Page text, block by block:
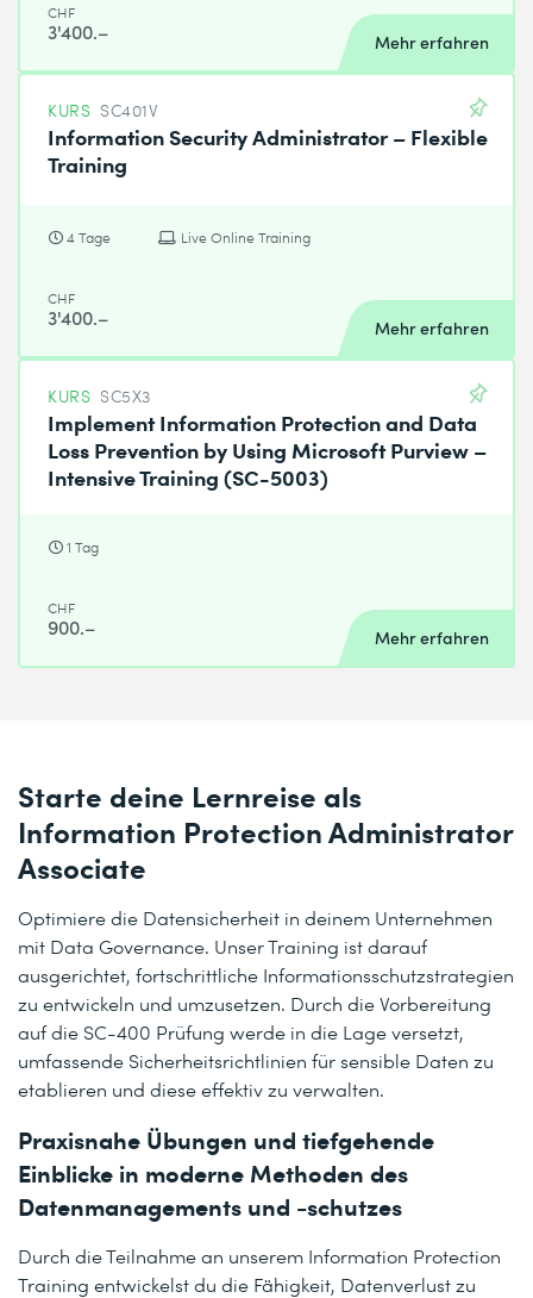
CHF
3'400.– Mehr erfahren
KURS SC401V
Information Security Administrator – Flexible
Training
4 Tage Live Online Training
CHF
3'400.– Mehr erfahren
KURS SC5X3
Implement Information Protection and Data
Loss Prevention by Using Microsoft Purview –
Intensive Training (SC-5003)
1 Tag
CHF
900.– Mehr erfahren
Starte deine Lernreise als
Information Protection Administrator
Associate
Optimiere die Datensicherheit in deinem Unternehmen
mit Data Governance. Unser Training ist darauf
ausgerichtet, fortschrittliche Informationsschutzstrategien
zu entwickeln und umzusetzen. Durch die Vorbereitung
auf die SC-400 Prüfung werde in die Lage versetzt,
umfassende Sicherheitsrichtlinien für sensible Daten zu
etablieren und diese effektiv zu verwalten.
Praxisnahe Übungen und tiefgehende
Einblicke in moderne Methoden des
Datenmanagements und -schutzes
Durch die Teilnahme an unserem Information Protection
Training entwickelst du die Fähigkeit, Datenverlust zu